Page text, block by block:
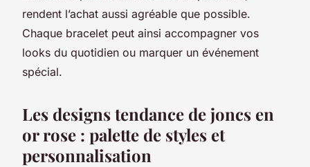
rendent l’achat aussi agréable que possible.
Chaque bracelet peut ainsi accompagner vos
looks du quotidien ou marquer un événement
spécial.
Les designs tendance de joncs en
or rose : palette de styles et
personnalisation